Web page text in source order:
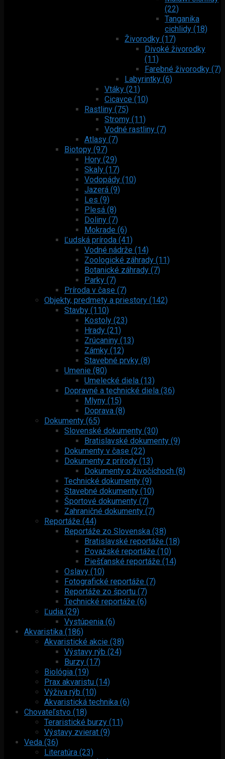
(22)
Tanganika
cichlidy (18)
Živorodky (17)
Divoké živorodky
(11)
Farebné živorodky (7)
Labyrintky (6)
Vtáky (21)
Cicavce (10)
Rastliny (75)
Stromy (11)
Vodné rastliny (7)
Atlasy (7)
Biotopy (97)
Hory (29)
Skaly (17)
Vodopády (10)
Jazerá (9)
Les (9)
Plesá (8)
Doliny (7)
Mokrade (6)
Ľudská príroda (41)
Vodné nádrže (14)
Zoologické záhrady (11)
Botanické záhrady (7)
Parky (7)
Príroda v čase (7)
Objekty, predmety a priestory (142)
Stavby (110)
Kostoly (23)
Hrady (21)
Zrúcaniny (13)
Zámky (12)
Stavebné prvky (8)
Umenie (80)
Umelecké diela (13)
Dopravné a technické diela (36)
Mlyny (15)
Doprava (8)
Dokumenty (65)
Slovenské dokumenty (30)
Bratislavské dokumenty (9)
Dokumenty v čase (22)
Dokumenty z prírody (13)
Dokumenty o živočíchoch (8)
Technické dokumenty (9)
Stavebné dokumenty (10)
Športové dokumenty (7)
Zahraničné dokumenty (7)
Reportáže (44)
Reportáže zo Slovenska (38)
Bratislavské reportáže (18)
Považské reportáže (10)
Piešťanské reportáže (14)
Oslavy (10)
Fotografické reportáže (7)
Reportáže zo športu (7)
Technické reportáže (6)
Ľudia (29)
Vystúpenia (6)
Akvaristika (186)
Akvaristické akcie (38)
Výstavy rýb (24)
Burzy (17)
Biológia (19)
Prax akvaristu (14)
Výživa rýb (10)
Akvaristická technika (6)
Chovateľstvo (18)
Teraristické burzy (11)
Výstavy zvierat (9)
Veda (36)
Literatúra (23)